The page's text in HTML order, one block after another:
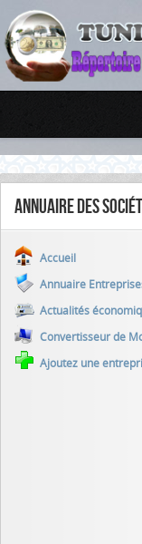
Annuaire des
Accueil
Annuaire
Actualités
Convertisseur de
Ajoutez une